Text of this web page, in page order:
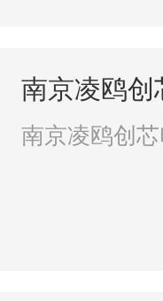
南京凌鸥创
南京凌鸥创